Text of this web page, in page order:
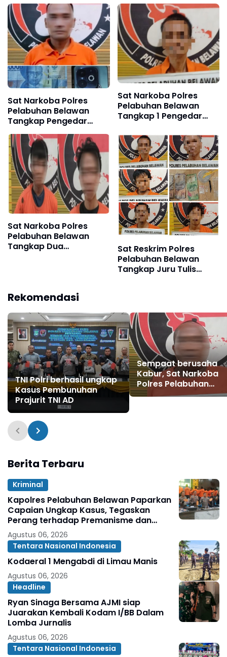
Medan Deli
Sat Narkoba Polres
Pelabuhan Belawan
Tangkap Pengedar
Sabu di Medan Marelan
Sat Narkoba Polres
Pelabuhan Belawan
Tangkap 1 Pengedar
di Labuhan Deli
Sat Narkoba Polres
Pelabuhan Belawan
Tangkap Dua
Sat Reskrim Polres
Pelabuhan Belawan
Tangkap Juru Tulis
Rekomendasi
TNI Polri berhasil ungkap
Kasus Pembunuhan
Prajurit TNI AD
Sempaat berusaha
Kabur, Sat Narkoba
Polres Pelabuhan
Belawan Tangkap
Berita Terbaru
Kriminal
Kapolres Pelabuhan Belawan Paparkan
Capaian Ungkap Kasus, Tegaskan
Perang terhadap Premanisme dan
Narkoba
Agustus 06, 2026
Tentara Nasional Indonesia
Kodaeral 1 Mengabdi di Limau Manis
Agustus 06, 2026
Headline
Ryan Sinaga Bersama AJMI siap
Juarakan Kembali Kodam I/BB Dalam
Lomba Jurnalis
Agustus 06, 2026
Tentara Nasional Indonesia